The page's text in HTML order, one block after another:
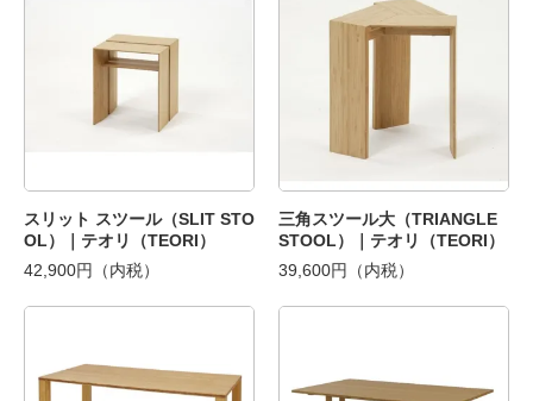
スリット スツール（SLIT STO
OL）｜テオリ（TEORI）
42,900円（内税）
三角スツール大（TRIANGLE
STOOL）｜テオリ（TEORI）
39,600円（内税）